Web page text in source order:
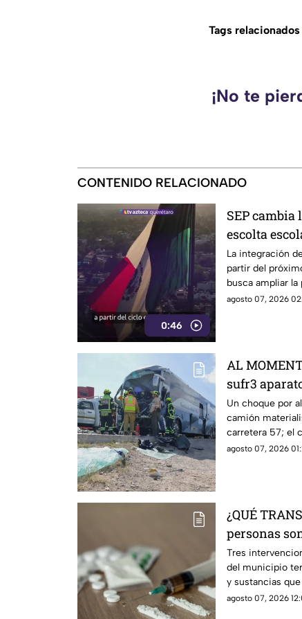
Tags relacionados
¡No te
CONTENIDO RELACIONADO
0:46
SEP cambia
escolta
La integración
partir del
busca ampliar
agosto 07, 2026
AL
sufr3
57
Un choque por
camión
carretera 57; el
quedó prensado.
agosto 07, 2026
¿QUÉ
personas
estas
Tres
del municipio
y sustancias
autoridades.
agosto 07, 2026